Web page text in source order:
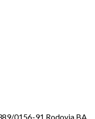
0156-91 Rodovia BA